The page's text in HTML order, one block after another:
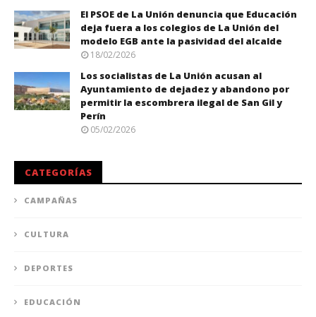
El PSOE de La Unión denuncia que Educación
deja fuera a los colegios de La Unión del
modelo EGB ante la pasividad del alcalde
18/02/2026
Los socialistas de La Unión acusan al
Ayuntamiento de dejadez y abandono por
permitir la escombrera ilegal de San Gil y
Perín
05/02/2026
CATEGORÍAS
CAMPAÑAS
CULTURA
DEPORTES
EDUCACIÓN